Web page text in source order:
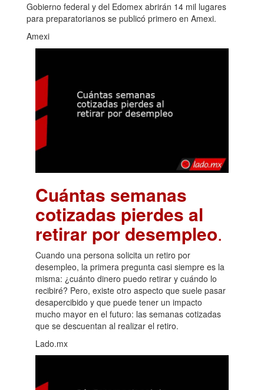
Gobierno federal y del Edomex abrirán 14 mil lugares
para preparatorianos se publicó primero en Amexi.
Amexi
Cuántas semanas
cotizadas pierdes al
retirar por desempleo.
Cuando una persona solicita un retiro por
desempleo, la primera pregunta casi siempre es la
misma: ¿cuánto dinero puedo retirar y cuándo lo
recibiré? Pero, existe otro aspecto que suele pasar
desapercibido y que puede tener un impacto
mucho mayor en el futuro: las semanas cotizadas
que se descuentan al realizar el retiro.
Lado.mx